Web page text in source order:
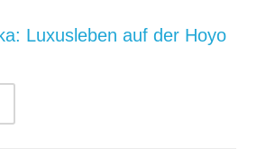
Luxusleben auf der Hoyo